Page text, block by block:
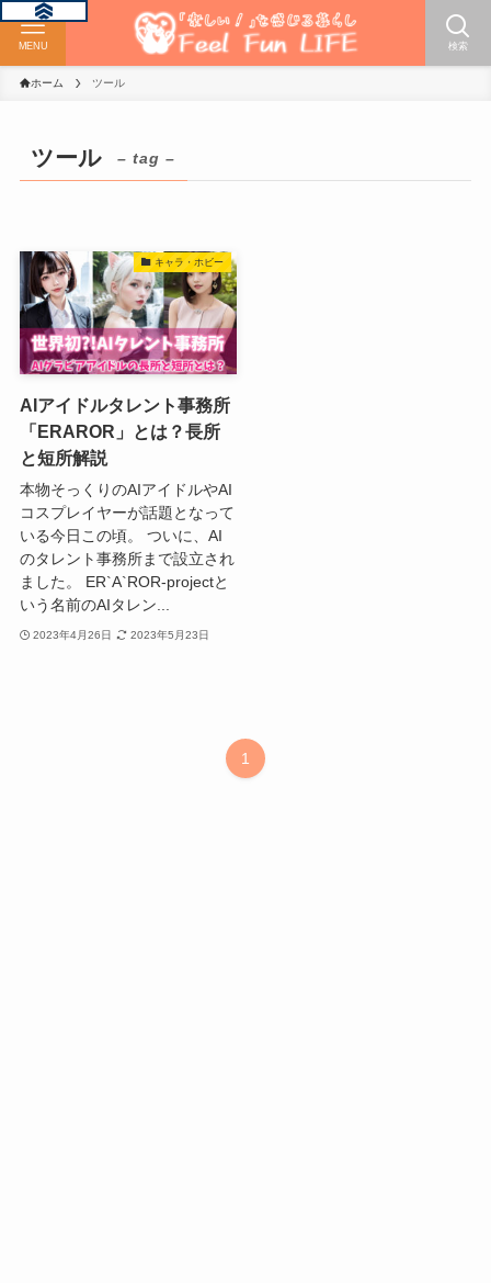
検索
MENU
ホーム ツール
ツール – tag –
キャラ・ホビー
AIアイドルタレント事務所
「ERAROR」とは？長所
と短所解説
本物そっくりのAIアイドルやAI
コスプレイヤーが話題となって
いる今日この頃。 ついに、AI
のタレント事務所まで設立され
ました。 ER`A`ROR-projectと
いう名前のAIタレン...
2023年4月26日 2023年5月23日
1